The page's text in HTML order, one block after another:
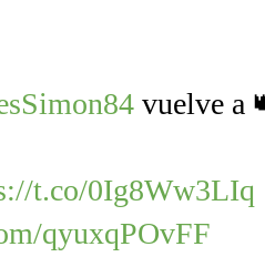
vuelve a
t.co/0Ig8Ww3LIq
qyuxqPOvFF